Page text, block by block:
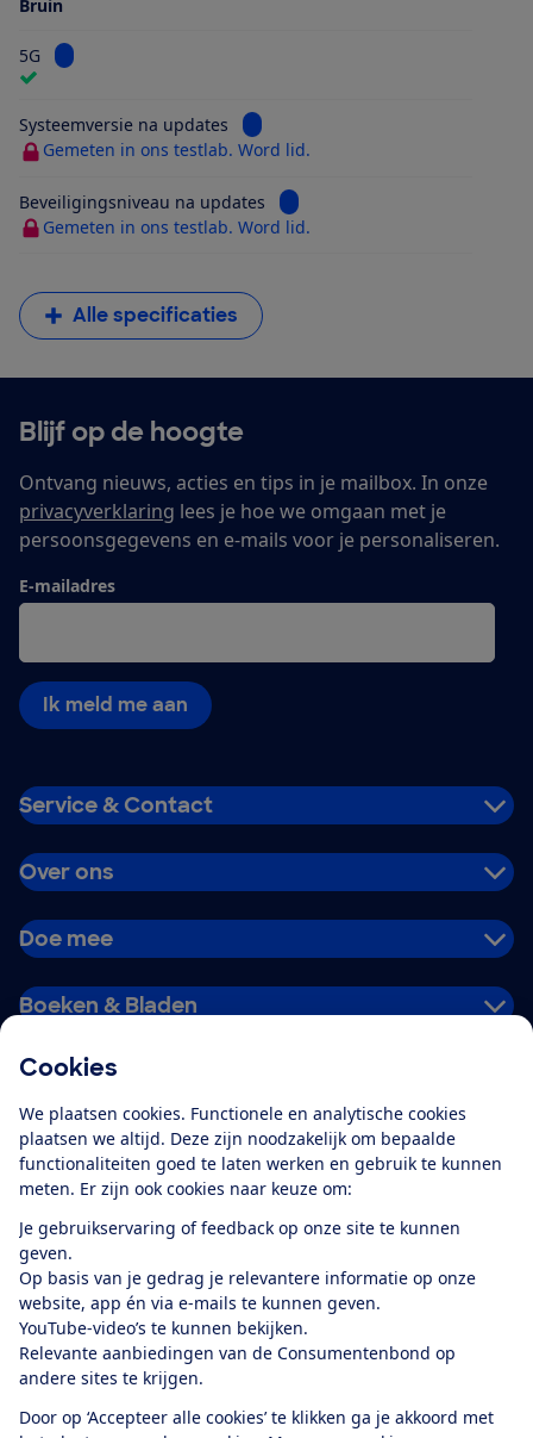
Cookies
We plaatsen cookies. Functionele en analytische cookies
plaatsen we altijd. Deze zijn noodzakelijk om bepaalde
functionaliteiten goed te laten werken en gebruik te kunnen
meten. Er zijn ook cookies naar keuze om:
Je gebruikservaring of feedback op onze site te kunnen
geven.
Op basis van je gedrag je relevantere informatie op onze
website, app én via e-mails te kunnen geven.
YouTube-video’s te kunnen bekijken.
Relevante aanbiedingen van de Consumentenbond op
andere sites te krijgen.
Door op ‘Accepteer alle cookies’ te klikken ga je akkoord met
Bruin
5G Bekijk informatie voor 5G
Systeemversie na updates
Bekijk informatie voor
Gemeten in ons testlab. Word lid.
Beveiligingsniveau na updates
Bekijk informatie voor
Gemeten in ons testlab. Word lid.
Alle specificaties
Blijf op de hoogte
Ontvang nieuws, acties en tips in je mailbox. In onze
privacyverklaring lees je hoe we omgaan met je
persoonsgegevens en e-mails voor je personaliseren.
E-mailadres
Ik meld me aan
Service & Contact
Over ons
Doe mee
Boeken & Bladen
Alles over de
app
Algemene Voorwaarden
Privacyverklaring
Cookiebeleid
Privacyvoorkeuren
Toegankelijkheid
RSS-feed nieuws
Facebook
TwitterInstagram
YoutubeLinkedIn